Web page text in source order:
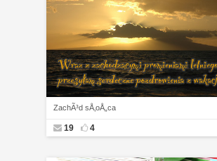
ZachÃ³d sÅ‚oÅ„ca
19 4